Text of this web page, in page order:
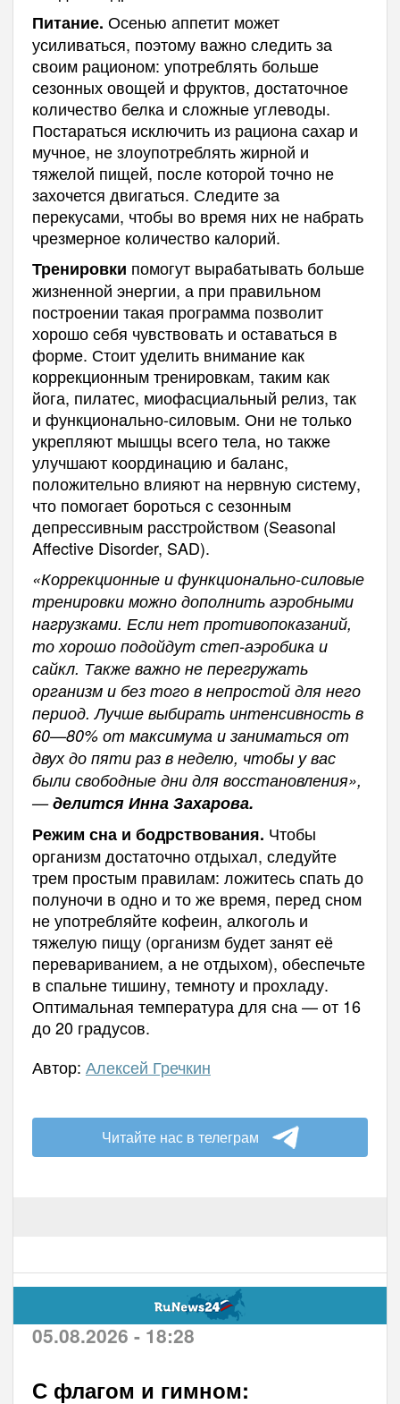
Питание. Осенью аппетит может
усиливаться, поэтому важно следить за
своим рационом: употреблять больше
сезонных овощей и фруктов, достаточное
количество белка и сложные углеводы.
Постараться исключить из рациона сахар и
мучное, не злоупотреблять жирной и
тяжелой пищей, после которой точно не
захочется двигаться. Следите за
перекусами, чтобы во время них не набрать
чрезмерное количество калорий.
Тренировки помогут вырабатывать больше
жизненной энергии, а при правильном
построении такая программа позволит
хорошо себя чувствовать и оставаться в
форме. Стоит уделить внимание как
коррекционным тренировкам, таким как
йога, пилатес, миофасциальный релиз, так
и функционально-силовым. Они не только
укрепляют мышцы всего тела, но также
улучшают координацию и баланс,
положительно влияют на нервную систему,
что помогает бороться с сезонным
депрессивным расстройством (Seasonal
Affective Disorder, SAD).
«Коррекционные и функционально-силовые
тренировки можно дополнить аэробными
нагрузками. Если нет противопоказаний,
то хорошо подойдут степ-аэробика и
сайкл. Также важно не перегружать
организм и без того в непростой для него
период. Лучше выбирать интенсивность в
60—80% от максимума и заниматься от
двух до пяти раз в неделю, чтобы у вас
были свободные дни для восстановления»,
—делится Инна Захарова.
Режим сна и бодрствования. Чтобы
организм достаточно отдыхал, следуйте
трем простым правилам: ложитесь спать до
полуночи в одно и то же время, перед сном
не употребляйте кофеин, алкоголь и
тяжелую пищу (организм будет занят её
перевариванием, а не отдыхом), обеспечьте
в спальне тишину, темноту и прохладу.
Оптимальная температура для сна — от 16
до 20 градусов.
Автор: Алексей Гречкин
Читайте нас в телеграм
05.08.2026 - 18:28
С флагом и гимном: